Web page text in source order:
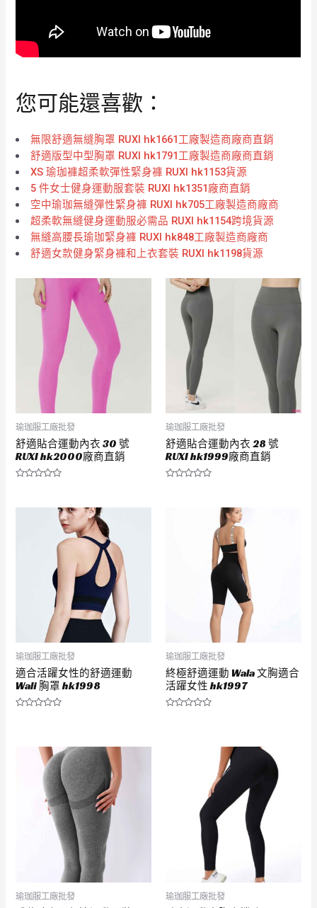
您可能還喜歡：
無限舒適無縫胸罩 RUXI hk1661工廠製造商廠商直銷
舒適版型中型胸罩 RUXI hk1791工廠製造商廠商直銷
XS 瑜珈褲超柔軟彈性緊身褲 RUXI hk1153貨源
5 件女士健身運動服套裝 RUXI hk1351廠商直銷
空中瑜珈無縫彈性緊身褲 RUXI hk705工廠製造商廠商
超柔軟無縫健身運動服必需品 RUXI hk1154跨境貨源
無縫高腰長瑜珈緊身褲 RUXI hk848工廠製造商廠商
舒適女款健身緊身褲和上衣套裝 RUXI hk1198貨源
瑜珈服工廠批發
舒適貼合運動內衣 30 號
RUXI hk2000廠商直銷
瑜珈服工廠批發
舒適貼合運動內衣 28 號
RUXI hk1999廠商直銷
瑜珈服工廠批發
適合活躍女性的舒適運動
Wali 胸罩 hk1998
瑜珈服工廠批發
終極舒適運動 Wala 文胸適合
活躍女性 hk1997
瑜珈服工廠批發 瑜珈服工廠批發